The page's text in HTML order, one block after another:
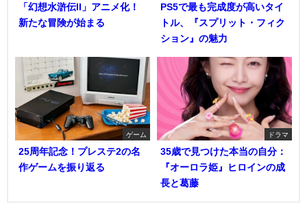
「幻想水滸伝II」アニメ化！
新たな冒険が始まる
PS5で最も完成度が高いタイ
トル、『スプリット・フィク
ション』の魅力
ゲーム
25周年記念！プレステ2の名
作ゲームを振り返る
ドラマ
35歳で見つけた本当の自分：
『オーロラ姫』ヒロインの成
長と葛藤